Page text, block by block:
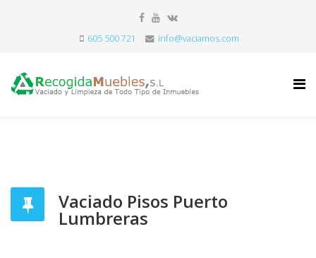
605 500 721 info@vaciamos.com
Vaciado Pisos Puerto
Lumbreras